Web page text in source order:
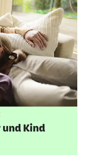
Sie das
und nutzen Sie
der
Kind